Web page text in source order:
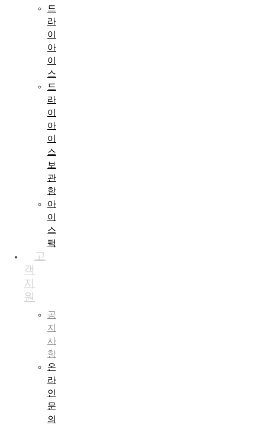
드
라
이
아
이
스
드
라
이
아
이
스
보
관
함
아
이
스
팩
고
객
지
원
공
지
사
항
온
라
인
문
의